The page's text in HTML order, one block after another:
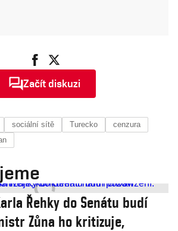
Začít diskuzi
sociální sítě Turecko
cenzura
Řehky do Senátu budí
Zůna ho kritizuje,